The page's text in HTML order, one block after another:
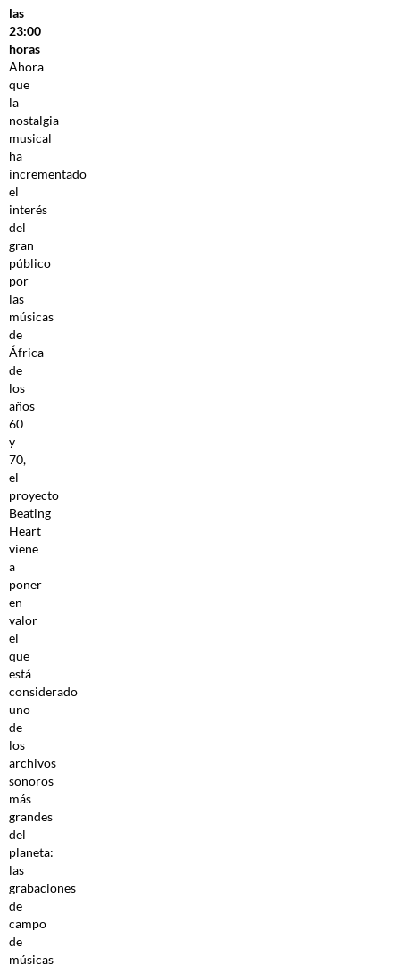
las
23:00
horas
Ahora
que
la
nostalgia
musical
ha
incrementado
el
interés
del
gran
público
por
las
músicas
de
África
de
los
años
60
y
70,
el
proyecto
Beating
Heart
viene
a
poner
en
valor
el
que
está
considerado
uno
de
los
archivos
sonoros
más
grandes
del
planeta:
las
grabaciones
de
campo
de
músicas